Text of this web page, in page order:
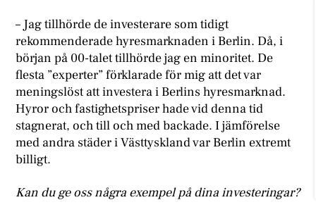
– Jag tillhörde de investerare som tidigt
rekommenderade hyresmarknaden i Berlin. Då, i
början på 00-talet tillhörde jag en minoritet. De
flesta ”experter” förklarade för mig att det var
meningslöst att investera i Berlins hyresmarknad.
Hyror och fastighetspriser hade vid denna tid
stagnerat, och till och med backade. I jämförelse
med andra städer i Västtyskland var Berlin extremt
billigt.
Kan du ge oss några exempel på dina investeringar?